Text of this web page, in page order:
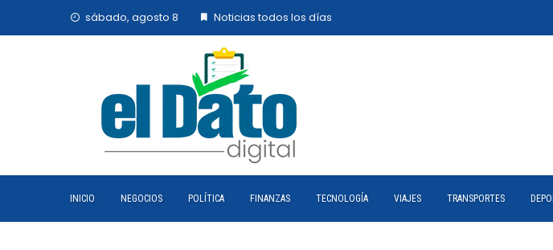
sábado, agosto 8 Noticias todos los días
INICIO NEGOCIOS POLÍTICA FINANZAS TECNOLOGÍA VIAJES TRANSPORTES